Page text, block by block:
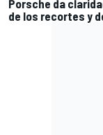
Porsche da
de los recortes y